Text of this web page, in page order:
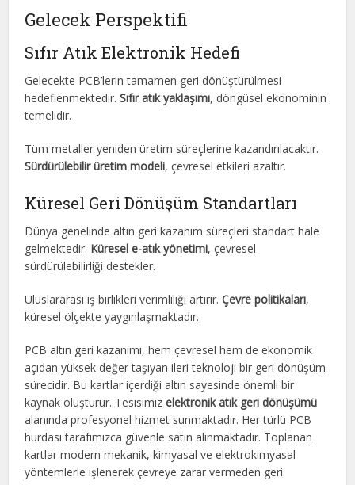
Gelecek Perspektifi
Sıfır Atık Elektronik Hedefi
Gelecekte PCB’lerin tamamen geri dönüştürülmesi
hedeflenmektedir.Sıfır atık yaklaşımı, döngüsel ekonominin
temelidir.
Tüm metaller yeniden üretim süreçlerine kazandırılacaktır.
Sürdürülebilir üretim modeli, çevresel etkileri azaltır.
Küresel Geri Dönüşüm Standartları
Dünya genelinde altın geri kazanım süreçleri standart hale
gelmektedir. Küresel e-atık yönetimi, çevresel
sürdürülebilirliği destekler.
Uluslararası iş birlikleri verimliliği artırır.Çevre politikaları,
küresel ölçekte yaygınlaşmaktadır.
PCB altın geri kazanımı, hem çevresel hem de ekonomik
açıdan yüksek değer taşıyan ileri teknoloji bir geri dönüşüm
sürecidir. Bu kartlar içerdiği altın sayesinde önemli bir
kaynak oluşturur. Tesisimizelektronik atık geri dönüşümü
alanında profesyonel hizmet sunmaktadır. Her türlü PCB
hurdası tarafımızca güvenle satın alınmaktadır. Toplanan
kartlar modern mekanik, kimyasal ve elektrokimyasal
yöntemlerle işlenerek çevreye zarar vermeden geri